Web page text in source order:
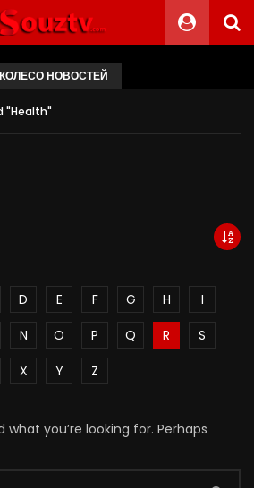
КОЛЕСО НОВОСТЕЙ
"Health"
D E F G H
I
N O P Q R
S
X Y Z
what you’re looking for. Perhaps